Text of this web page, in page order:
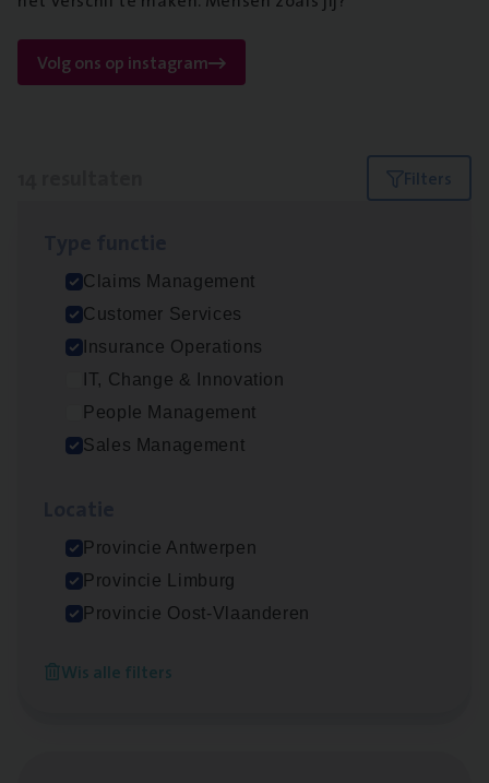
Volg ons op instagram
Filters
Claims Management
Customer Services
Insurance Operations
IT, Change & Innovation
People Management
Sales Management
Provincie Antwerpen
Provincie Limburg
Provincie Oost-Vlaanderen
Wis alle filters
Scha­de­be­heer­der verzekeringen
Claims Management
Sint-Niklaas/Temse
Scha­de Expert Fleet
Insu­ran­ce Bro­ker Trans­port&
Antwerpen